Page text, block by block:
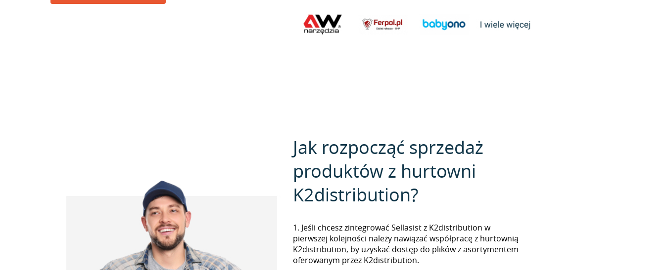
Jak rozpocząć sprzedaż
produktów z hurtowni
K2distribution?
1. Jeśli chcesz zintegrować Sellasist z K2distribution w
pierwszej kolejności należy nawiązać współpracę z hurtownią
K2distribution, by uzyskać dostęp do plików z asortymentem
oferowanym przez K2distribution.